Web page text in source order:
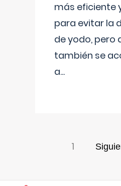
más eficiente
para evitar la
de yodo, pero
también se
a...
1